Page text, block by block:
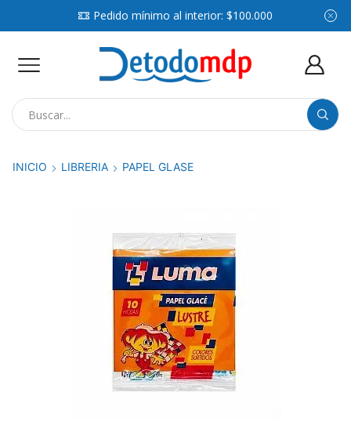
Pedido mínimo al interior: $100.000
INICIO LIBRERIA PAPEL GLASE